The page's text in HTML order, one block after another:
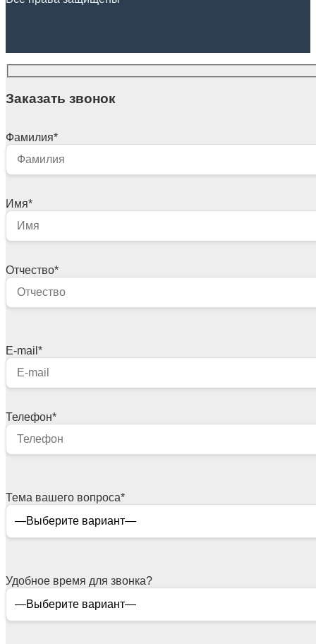
Заказать звонок
Фамилия*
Имя*
Отчество*
E-mail *
Телефон*
Тема вашего вопроса*
Удобное время для звонка?